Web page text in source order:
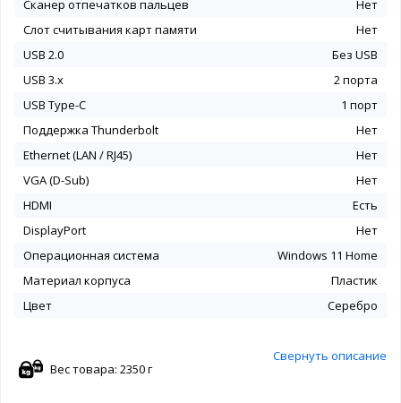
Сканер отпечатков пальцев
Нет
Слот считывания карт памяти
Нет
USB 2.0
Без USB
USB 3.x
2 порта
USB Type-C
1 порт
Поддержка Thunderbolt
Нет
Ethernet (LAN / RJ45)
Нет
VGA (D-Sub)
Нет
HDMI
Есть
DisplayPort
Нет
Операционная система
Windows 11 Home
Материал корпуса
Пластик
Цвет
Серебро
Свернуть описание
Вес товара: 2350 г